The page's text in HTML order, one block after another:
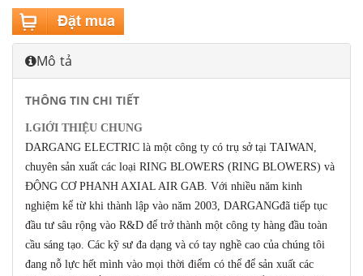
Mô tả
THÔNG TIN CHI TIẾT
I.GIỚI THIỆU CHUNG
DARGANG ELECTRIC là một công ty có trụ sở tại TAIWAN,
chuyên sản xuất các loại RING BLOWERS (RING BLOWERS) và
ĐỘNG CƠ PHANH AXIAL AIR GAB. Với nhiều năm kinh
nghiệm kể từ khi thành lập vào năm 2003, DARGANGđã tiếp tục
đầu tư sâu rộng vào R&D để trở thành một công ty hàng đầu toàn
cầu sáng tạo. Các kỹ sư đa dạng và có tay nghề cao của chúng tôi
đang nỗ lực hết mình vào mọi thời điểm có thể để sản xuất các